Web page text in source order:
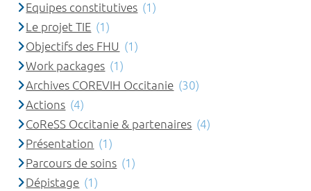
Equipes constitutives (1)
Le projet TIE (1)
Objectifs des FHU (1)
Work packages (1)
Archives COREVIH Occitanie (30)
Actions (4)
CoReSS Occitanie & partenaires (4)
Présentation (1)
Parcours de soins (1)
Dépistage (1)